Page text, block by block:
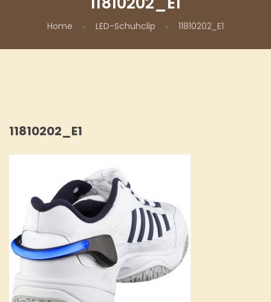
Home LED-Schuhclip 11810202_E1
11810202_E1